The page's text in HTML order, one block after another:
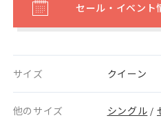
セール・イベント
サイズ クイーン
他のサイズ シングル /